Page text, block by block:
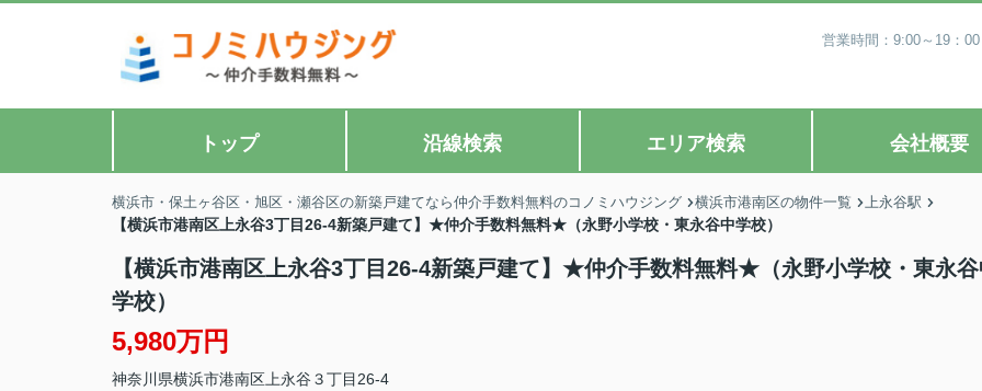
営業時間：9:00～19：
トップ 沿線検索 エリア検索 会社概要
横浜市・保土ヶ谷区・旭区・瀬谷区の新築戸建てなら仲介手数料無料のコノミハウジング 横浜市港南区の物件一覧 上永谷駅
【横浜市港南区上永谷3丁目26-4新築戸建て】★仲介手数料無料★（永野小学校・東永谷中学校）
【横浜市港南区上永谷3丁目26-4新築戸建て】★仲介手数料無料★（永野小学校・東永谷
学校）
5,980万円
神奈川県横浜市港南区 上永谷 ３丁目26-4